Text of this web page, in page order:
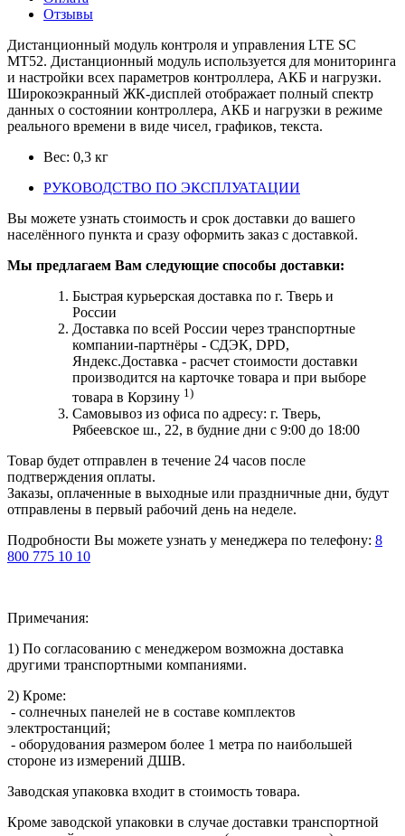
Отзывы
Дистанционный модуль контроля и управления LTE SC
MT52. Дистанционный модуль используется для мониторинга
и настройки всех параметров контроллера, АКБ и нагрузки.
Широкоэкранный ЖК-дисплей отображает полный спектр
данных о состоянии контроллера, АКБ и нагрузки в режиме
реального времени в виде чисел, графиков, текста.
Вес: 0,3 кг
РУКОВОДСТВО ПО ЭКСПЛУАТАЦИИ
Вы можете узнать стоимость и срок доставки до вашего
населённого пункта и сразу оформить заказ с доставкой.
Мы предлагаем Вам следующие способы доставки:
Быстрая курьерская доставка по г. Тверь и
России
Доставка по всей России через транспортные
компании-партнёры - СДЭК, DPD,
Яндекс.Доставка - расчет стоимости доставки
производится на карточке товара и при выборе
товара в Корзину 1)
Самовывоз из офиса по адресу: г. Тверь,
Рябеевское ш., 22, в будние дни с 9:00 до 18:00
Товар будет отправлен в течение 24 часов после
подтверждения оплаты.
Заказы, оплаченные в выходные или праздничные дни, будут
отправлены в первый рабочий день на неделе.
Подробности Вы можете узнать у менеджера по телефону: 8
800 775 10 10
Примечания:
1) По согласованию с менеджером возможна доставка
другими транспортными компаниями.
2) Кроме:
- солнечных панелей не в составе комплектов
электростанций;
- оборудования размером более 1 метра по наибольшей
стороне из измерений ДШВ.
Заводская упаковка входит в стоимость товара.
Кроме заводской упаковки в случае доставки транспортной